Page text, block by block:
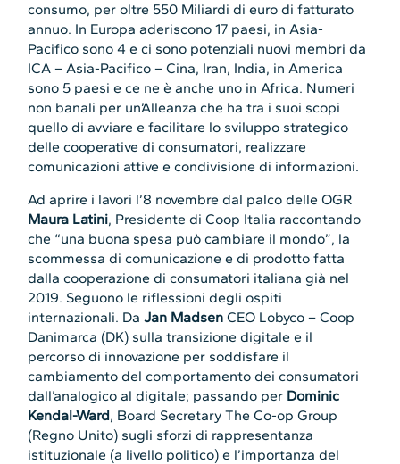
consumo, per oltre 550 Miliardi di euro di fatturato
annuo. In Europa aderiscono 17 paesi, in Asia-
Pacifico sono 4 e ci sono potenziali nuovi membri da
ICA – Asia-Pacifico – Cina, Iran, India, in America
sono 5 paesi e ce ne è anche uno in Africa. Numeri
non banali per un’Alleanza che ha tra i suoi scopi
quello di avviare e facilitare lo sviluppo strategico
delle cooperative di consumatori, realizzare
comunicazioni attive e condivisione di informazioni.
Ad aprire i lavori l’8 novembre dal palco delle OGR
Maura Latini, Presidente di Coop Italia raccontando
che “una buona spesa può cambiare il mondo”, la
scommessa di comunicazione e di prodotto fatta
dalla cooperazione di consumatori italiana già nel
2019. Seguono le riflessioni degli ospiti
internazionali. DaJan Madsen CEO Lobyco – Coop
Danimarca (DK) sulla transizione digitale e il
percorso di innovazione per soddisfare il
cambiamento del comportamento dei consumatori
dall’analogico al digitale; passando per Dominic
Kendal-Ward, Board Secretary The Co-op Group
(Regno Unito) sugli sforzi di rappresentanza
istituzionale (a livello politico) e l’importanza del